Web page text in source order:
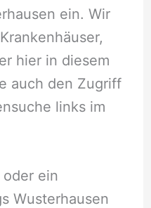
ein. Wir
hier in diesem
auch den Zugriff
links im
ein
Wusterhausen